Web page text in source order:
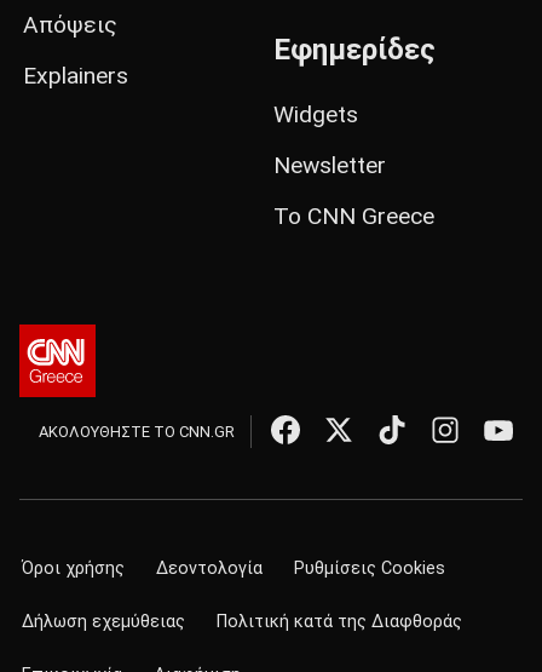
Απόψεις
Explainers
Εφημερίδες
Widgets
Newsletter
Το CNN Greece
ΑΚΟΛΟΥΘΗΣΤΕ ΤΟ CNN.GR
Όροι χρήσης Δεοντολογία Ρυθμίσεις Cookies
Δήλωση εχεμύθειας Πολιτική κατά της Διαφθοράς